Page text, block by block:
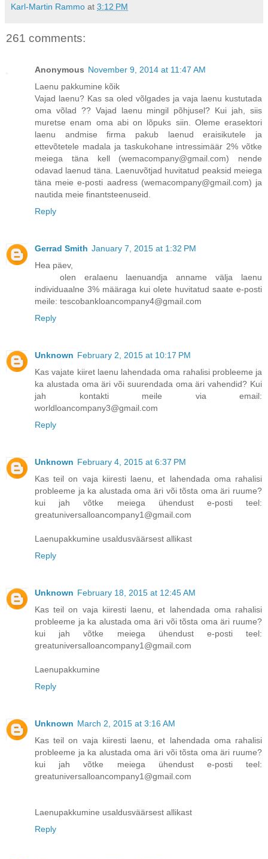
Karl-Martin Rammo at 3:12 PM
261 comments:
Anonymous November 9, 2014 at 11:47 AM
Laenu pakkumine kõik
Vajad laenu? Kas sa oled võlgades ja vaja laenu kustutada
oma võlad ?? Vajad laenu mingil põhjusel? Kui jah, siis
muretse enam oma abi on lõpuks siin. Oleme erasektori
laenu andmise firma pakub laenud eraisikutele ja
ettevõtetele madala ja taskukohane intressimäär 2% võtke
meiega täna kell (wemacompany@gmail.com) nende
odavad laenud täna. Laenuvõtjad huvitatud peaksid meiega
täna meie e-posti aadress (wemacompany@gmail.com) ja
nautida meie finantsteenuseid.
Reply
Gerrad Smith January 7, 2015 at 1:32 PM
Hea päev,
olen eralaenu laenuandja anname välja laenu
individuaalne 3% määraga kui olete huvitatud saate e-posti
meile: tescobankloancompany4@gmail.com
Reply
Unknown February 2, 2015 at 10:17 PM
Kas vajate kiiret laenu lahendada oma rahalisi probleeme ja
ka alustada oma äri või suurendada oma äri vahendid? Kui
jah kontakti meile via email:
worldloancompany3@gmail.com
Reply
Unknown February 4, 2015 at 6:37 PM
Kas teil on vaja kiiresti laenu, et lahendada oma rahalisi
probleeme ja ka alustada oma äri või tõsta oma äri ruume?
kui jah võtke meiega ühendust e-posti teel:
greatuniversalloancompany1@gmail.com
Laenupakkumine usaldusväärsest allikast
Reply
Unknown February 18, 2015 at 12:45 AM
Kas teil on vaja kiiresti laenu, et lahendada oma rahalisi
probleeme ja ka alustada oma äri või tõsta oma äri ruume?
kui jah võtke meiega ühendust e-posti teel:
greatuniversalloancompany1@gmail.com
Laenupakkumine
Reply
Unknown March 2, 2015 at 3:16 AM
Kas teil on vaja kiiresti laenu, et lahendada oma rahalisi
probleeme ja ka alustada oma äri või tõsta oma äri ruume?
kui jah võtke meiega ühendust e-posti teel:
greatuniversalloancompany1@gmail.com
Laenupakkumine usaldusväärsest allikast
Reply